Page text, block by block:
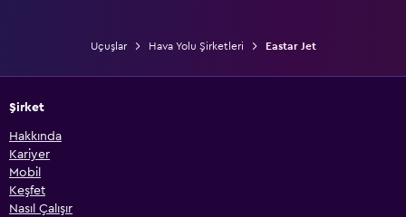
Uçuşlar Hava Yolu Şirketleri Eastar Jet
Şirket
Hakkında
Kariyer
Mobil
Keşfet
Nasıl Çalışır